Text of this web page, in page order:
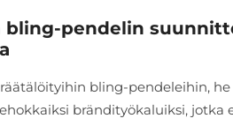
bling-pendelin
bling-pendeleihin, he
brändityökaluiksi,